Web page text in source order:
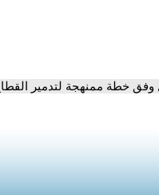
وفق خطة ممنهجة لتدمير